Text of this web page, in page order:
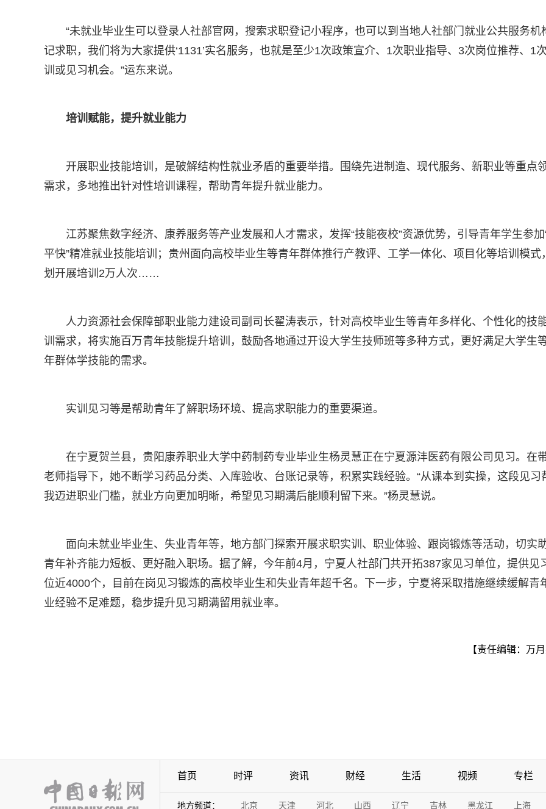
“未就业毕业生可以登录人社部官网，搜索求职登记小程序，也可以到当地人社部门就业公共服务机
记求职，我们将为大家提供‘1131’实名服务，也就是至少1次政策宣介、1次职业指导、3次岗位推荐、1
训或见习机会。”运东来说。
培训赋能，提升就业能力
开展职业技能培训，是破解结构性就业矛盾的重要举措。围绕先进制造、现代服务、新职业等重点
需求，多地推出针对性培训课程，帮助青年提升就业能力。
江苏聚焦数字经济、康养服务等产业发展和人才需求，发挥“技能夜校”资源优势，引导青年学生参加
平快”精准就业技能培训；贵州面向高校毕业生等青年群体推行产教评、工学一体化、项目化等培训模式
划开展培训2万人次……
人力资源社会保障部职业能力建设司副司长翟涛表示，针对高校毕业生等青年多样化、个性化的技
训需求，将实施百万青年技能提升培训，鼓励各地通过开设大学生技师班等多种方式，更好满足大学生
年群体学技能的需求。
实训见习等是帮助青年了解职场环境、提高求职能力的重要渠道。
在宁夏贺兰县，贵阳康养职业大学中药制药专业毕业生杨灵慧正在宁夏源沣医药有限公司见习。在
老师指导下，她不断学习药品分类、入库验收、台账记录等，积累实践经验。“从课本到实操，这段见习
我迈进职业门槛，就业方向更加明晰，希望见习期满后能顺利留下来。”杨灵慧说。
面向未就业毕业生、失业青年等，地方部门探索开展求职实训、职业体验、跟岗锻炼等活动，切实
青年补齐能力短板、更好融入职场。据了解，今年前4月，宁夏人社部门共开拓387家见习单位，提供见
位近4000个，目前在岗见习锻炼的高校毕业生和失业青年超千名。下一步，宁夏将采取措施继续缓解青
业经验不足难题，稳步提升见习期满留用就业率。
【责任编辑：万月
首页 时评 资讯 财经 生活 视频 专栏
地方频道： 北京 天津 河北 山西 辽宁 吉林 黑龙江 上海